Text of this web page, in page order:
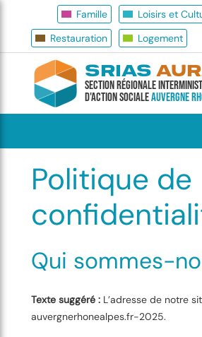
Famille
Loisirs et
Restauration
Logement
SRIAS
Section Régionale
d'Action SocialeAuvergne
Politique de
Qui sommes-
Texte suggéré : L’adresse de notre
auvergnerhonealpes.fr-2025.